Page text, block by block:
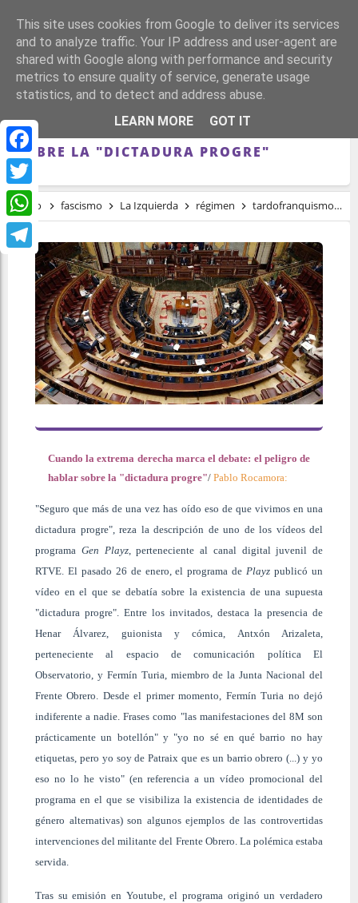
Facebook
Twitter
WhatsApp
Telegram
CUANDO LA EXTREMA DERECHA MARCA
EL DEBATE: EL PELIGRO DE HABLAR
SOBRE LA "DICTADURA PROGRE"
Inicio fascismo La Izquierda régimen tardofranquismo
Cuando la extrema derecha marca el debate: el peligro de
hablar sobre la "dictadura progre"/ Pablo Rocamora:
"Seguro que más de una vez has oído eso de que vivimos en una
dictadura progre", reza la descripción de uno de los vídeos del
programa Gen Playz, perteneciente al canal digital juvenil de
RTVE. El pasado 26 de enero, el programa de Playz publicó un
vídeo en el que se debatía sobre la existencia de una supuesta
"dictadura progre". Entre los invitados, destaca la presencia de
Henar Álvarez, guionista y cómica, Antxón Arizaleta,
perteneciente al espacio de comunicación política El
Observatorio, y Fermín Turia, miembro de la Junta Nacional del
Frente Obrero. Desde el primer momento, Fermín Turia no dejó
indiferente a nadie. Frases como "las manifestaciones del 8M son
prácticamente un botellón" y "yo no sé en qué barrio no hay
etiquetas, pero yo soy de Patraix que es un barrio obrero (...) y yo
eso no lo he visto" (en referencia a un vídeo promocional del
programa en el que se visibiliza la existencia de identidades de
género alternativas) son algunos ejemplos de las controvertidas
intervenciones del militante del Frente Obrero. La polémica estaba
servida.
Tras su emisión en Youtube, el programa originó un verdadero
This site uses cookies from Google to deliver its services
and to analyze traffic. Your IP address and user-agent are
shared with Google along with performance and security
metrics to ensure quality of service, generate usage
statistics, and to detect and address abuse.
LEARN MORE
GOT IT